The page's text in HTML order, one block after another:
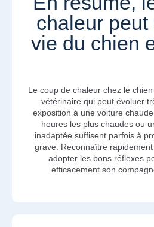
chaleur peut
vie du chien
Le coup de chaleur chez le
vétérinaire qui peut évoluer
exposition à une voiture
heures les plus chaudes ou
inadaptée suffisent parfois à
grave. Reconnaître rapidement
adopter les bons réflexes
efficacement son